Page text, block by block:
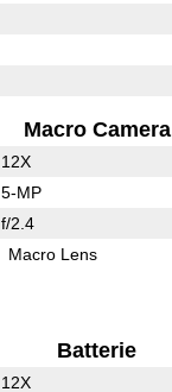
Macro Camera
12X
5-MP
f/2.4
Macro Lens
Batterie
12X